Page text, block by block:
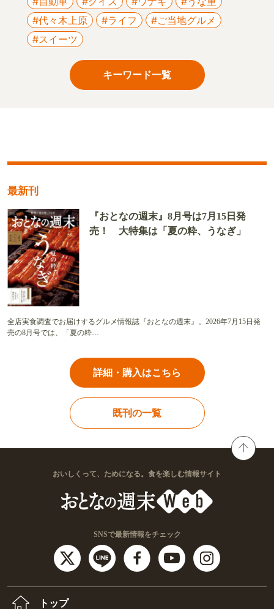
#代々木上原
#ライフ
#ご当地グルメ
#スイーツ
キーワード一覧
最新刊
『おとなの週末』8月号は7月15日発
売！ 大特集は「夏の粋、うなぎ」
全店実食調査でお届けするグルメ情報誌『おとなの週末』。2026年7月15日発
売の8月号では、「夏の粋…
詳細・購入はこちら
既刊の一覧
おいしくって、ためになる。食を楽しむ情報サイト
SNSで最新情報をチェック
トップ